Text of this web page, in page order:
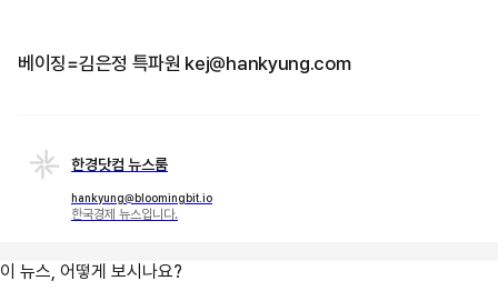
베이징=김은정 특파원 kej@hankyung.com
한경닷컴 뉴스룸
hankyung@bloomingbit.io
한국경제 뉴스입니다.
이 뉴스, 어떻게 보시나요?